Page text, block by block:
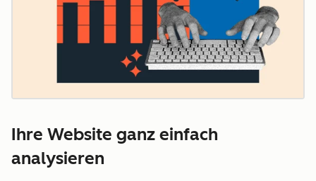
Ihre Website ganz einfach
analysieren